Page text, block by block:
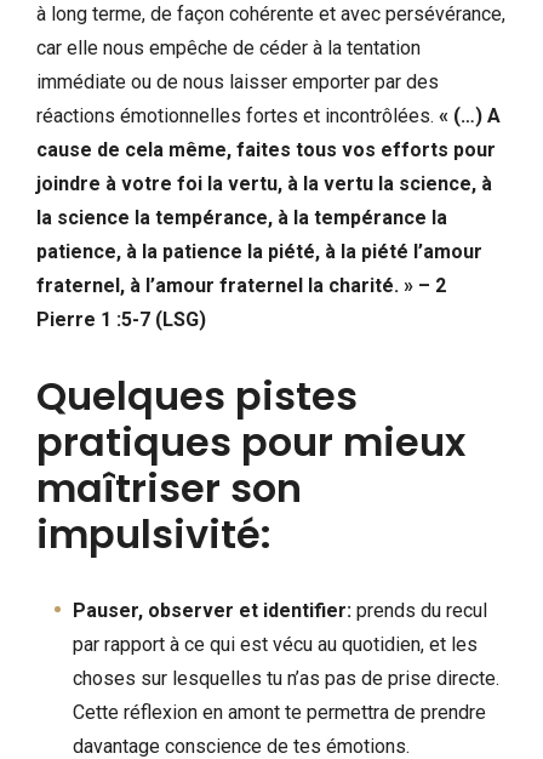
à long terme, de façon cohérente et avec persévérance,
car elle nous empêche de céder à la tentation
immédiate ou de nous laisser emporter par des
réactions émotionnelles fortes et incontrôlées. « (…) A
cause de cela même, faites tous vos efforts pour
joindre à votre foi la vertu, à la vertu la science, à
la science la tempérance, à la tempérance la
patience, à la patience la piété, à la piété l’amour
fraternel, à l’amour fraternel la charité. » – 2
Pierre 1 :5-7 (LSG)
Quelques pistes
pratiques pour mieux
maîtriser son
impulsivité:
Pauser, observer et identifier: prends du recul
par rapport à ce qui est vécu au quotidien, et les
choses sur lesquelles tu n’as pas de prise directe.
Cette réflexion en amont te permettra de prendre
davantage conscience de tes émotions.